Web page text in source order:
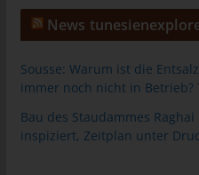
News
Sousse: Warum ist die
immer noch nicht in Betrieb?
Bau des Staudammes
inspiziert, Zeitplan unter
Zahlreiche Internetseiten und
Cookies enthalten eine
Zeichenfolge, durch welche
konkreten Internetbrowser
besuchten Internetseiten und
Browser der betroffenen